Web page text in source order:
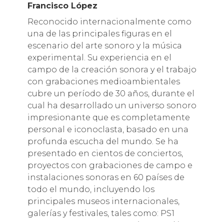
Francisco López
Reconocido internacionalmente como
una de las principales figuras en el
escenario del arte sonoro y la música
experimental. Su experiencia en el
campo de la creación sonora y el trabajo
con grabaciones medioambientales
cubre un período de 30 años, durante el
cual ha desarrollado un universo sonoro
impresionante que es completamente
personal e iconoclasta, basado en una
profunda escucha del mundo. Se ha
presentado en cientos de conciertos,
proyectos con grabaciones de campo e
instalaciones sonoras en 60 países de
todo el mundo, incluyendo los
principales museos internacionales,
galerías y festivales, tales como: PS1